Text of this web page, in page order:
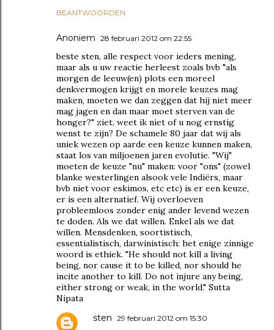
BEANTWOORDEN
Anoniem 28 februari 2012 om 22:55
beste sten, alle respect voor ieders mening,
maar als u uw reactie herleest zoals bvb "als
morgen de leeuw(en) plots een moreel
denkvermogen krijgt en morele keuzes mag
maken, moeten we dan zeggen dat hij niet meer
mag jagen en dan maar moet sterven van de
honger?" ziet, weet ik niet of u nog ernstig
wenst te zijn? De schamele 80 jaar dat wij als
uniek wezen op aarde een keuze kunnen maken,
staat los van miljoenen jaren evolutie. "Wij"
moeten de keuze "nu" maken: voor "ons" (zowel
blanke westerlingen alsook vele Indiërs, maar
bvb niet voor eskimos, etc etc) is er een keuze,
er is een alternatief. Wij overloeven
probleemloos zonder enig ander levend wezen
te doden. Als we dat willen. Enkel als we dat
willen. Mensdenken, soortistisch,
essentialistisch, darwinistisch: het enige zinnige
woord is ethiek. "He should not kill a living
being, nor cause it to be killed, nor should he
incite another to kill. Do not injure any being,
either strong or weak, in the world." Sutta
Nipata
sten 29 februari 2012 om 15:30